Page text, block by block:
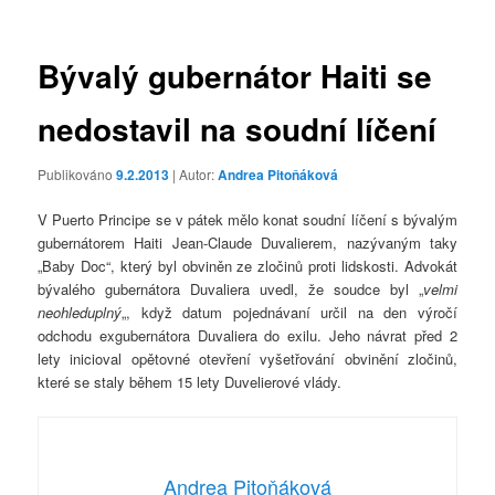
Bývalý gubernátor Haiti se
nedostavil na soudní líčení
Publikováno9.2.2013 | Autor:Andrea Pitoňáková
V Puerto Principe se v pátek mělo konat soudní líčení s bývalým
gubernátorem Haiti Jean-Claude Duvalierem, nazývaným taky
„Baby Doc“, který byl obviněn ze zločinů proti lidskosti. Advokát
bývalého gubernátora Duvaliera uvedl, že soudce byl „velmi
neohleduplný„, když datum pojednávaní určil na den výročí
odchodu exgubernátora Duvaliera do exilu. Jeho návrat před 2
lety inicioval opětovné otevření vyšetřování obvinění zločinů,
které se staly během 15 lety Duvelierové vlády.
Andrea Pitoňáková